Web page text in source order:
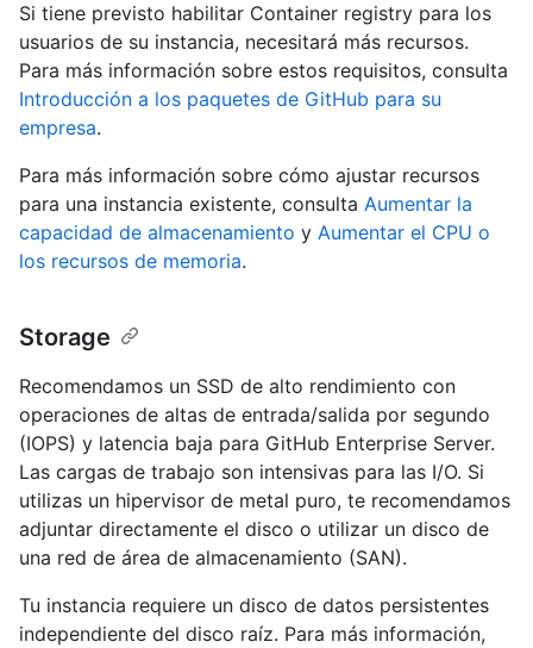
Si tiene previsto habilitar Container registry para los
usuarios de su instancia, necesitará más recursos.
Para más información sobre estos requisitos, consulta
Introducción a los paquetes de GitHub para su
empresa.
Para más información sobre cómo ajustar recursos
para una instancia existente, consulta Aumentar la
capacidad de almacenamiento y Aumentar el CPU o
los recursos de memoria.
Storage
Recomendamos un SSD de alto rendimiento con
operaciones de altas de entrada/salida por segundo
(IOPS) y latencia baja para GitHub Enterprise Server.
Las cargas de trabajo son intensivas para las I/O. Si
utilizas un hipervisor de metal puro, te recomendamos
adjuntar directamente el disco o utilizar un disco de
una red de área de almacenamiento (SAN).
Tu instancia requiere un disco de datos persistentes
independiente del disco raíz. Para más información,